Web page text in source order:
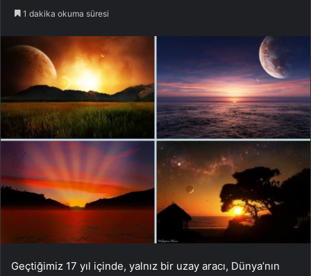
1 dakika okuma süresi
Geçtiğimiz 17 yıl içinde, yalnız bir uzay aracı, Dünya’nın